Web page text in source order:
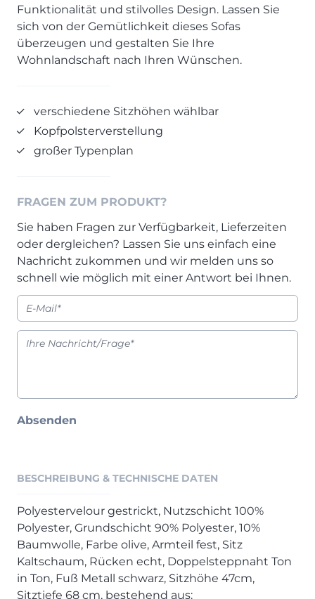
Folie & Lack
ALLES ANZEIGEN
KLEINMÖBEL & DIELE
Dielenprogramme
Couchtische
Spiegel
JUGENDZIMMER
PROSPEKTE & KATALOGE
Henders & Hazel Katalog
XOOON Lookbook
XOOON Prospekt
Casada - Wohnträume erfüllen
Marketing-Manager (m/w/d)
Küchenfachberater (m/w/d)
Schreiner/Monteur (m/w/d)
Kurzbewerbung senden
KONTAKT & FORMULARE
Kontakt
Beratungstermin vereinbaren
Funktionalität und stilvolles Design. Lassen Sie
sich von der Gemütlichkeit dieses Sofas
überzeugen und gestalten Sie Ihre
Wohnlandschaft nach Ihren Wünschen.
verschiedene Sitzhöhen wählbar
Kopfpolsterverstellung
großer Typenplan
FRAGEN ZUM PRODUKT?
Sie haben Fragen zur Verfügbarkeit, Lieferzeiten
oder dergleichen? Lassen Sie uns einfach eine
Nachricht zukommen und wir melden uns so
schnell wie möglich mit einer Antwort bei Ihnen.
Absenden
BESCHREIBUNG & TECHNISCHE DATEN
Polyestervelour gestrickt, Nutzschicht 100%
Polyester, Grundschicht 90% Polyester, 10%
Baumwolle, Farbe olive, Armteil fest, Sitz
Kaltschaum, Rücken echt, Doppelsteppnaht Ton
in Ton, Fuß Metall schwarz, Sitzhöhe 47cm,
Sitztiefe 68 cm, bestehend aus: